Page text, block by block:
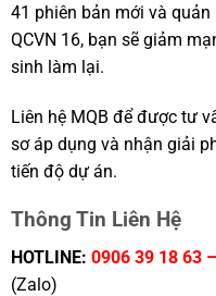
41 phiên bản mới và
QCVN 16, bạn sẽ giảm
sinh làm lại.
Liên hệ MQB để được tư
sơ áp dụng và nhận giải
tiến độ dự án.
Thông Tin Liên Hệ
HOTLINE: 0906 39 18 63
(Zalo)